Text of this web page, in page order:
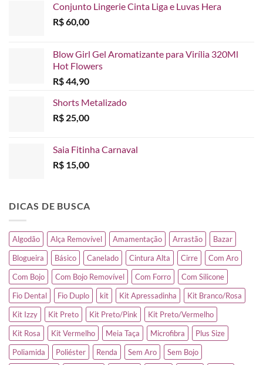
Conjunto Lingerie Cinta Liga e Luvas Hera
R$60,00
Blow Girl Gel Aromatizante para Virília 320Ml
Hot Flowers
R$44,90
Shorts Metalizado
R$ 25,00
Saia Fitinha Carnaval
R$ 15,00
DICAS DE BUSCA
Algodão Alça Removível Amamentação Arrastão
Bazar
Blogueira
Básico Canelado Cintura Alta Cirre
Com Aro
Com Bojo
Com Bojo Removível Com Forro
Com Silicone
Fio Dental
Fio Duplo kit Kit Apressadinha
Kit Branco/Rosa
Kit Izzy
Kit Preto Kit Preto/Pink
Kit Preto/Vermelho
Kit Rosa
Kit Vermelho Meia Taça Microfibra
Plus Size
Poliamida
Poliéster Renda Sem Aro
Sem Bojo